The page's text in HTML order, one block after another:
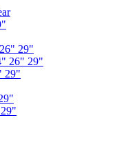
29"
26" 29"
29"